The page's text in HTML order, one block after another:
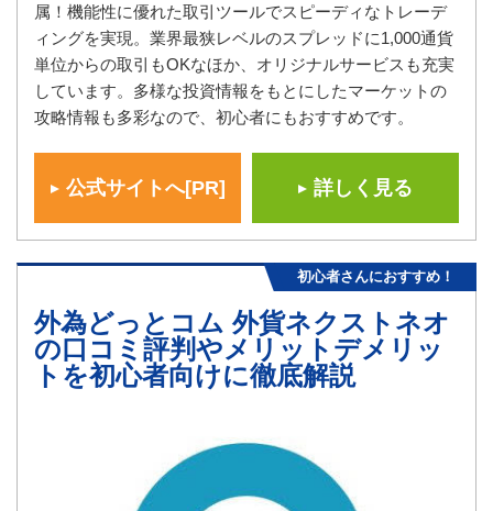
属！機能性に優れた取引ツールでスピーディなトレーデ
ィングを実現。業界最狭レベルのスプレッドに1,000通貨
単位からの取引もOKなほか、オリジナルサービスも充実
しています。多様な投資情報をもとにしたマーケットの
攻略情報も多彩なので、初心者にもおすすめです。
公式サイトへ[PR] 詳しく見る
初心者さんにおすすめ！
外為どっとコム 外貨ネクストネオ
の口コミ評判やメリットデメリッ
トを初心者向けに徹底解説